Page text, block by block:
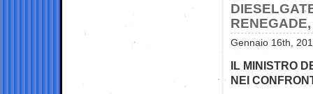
Gennaio 16th,
IL MINISTRO
NEI